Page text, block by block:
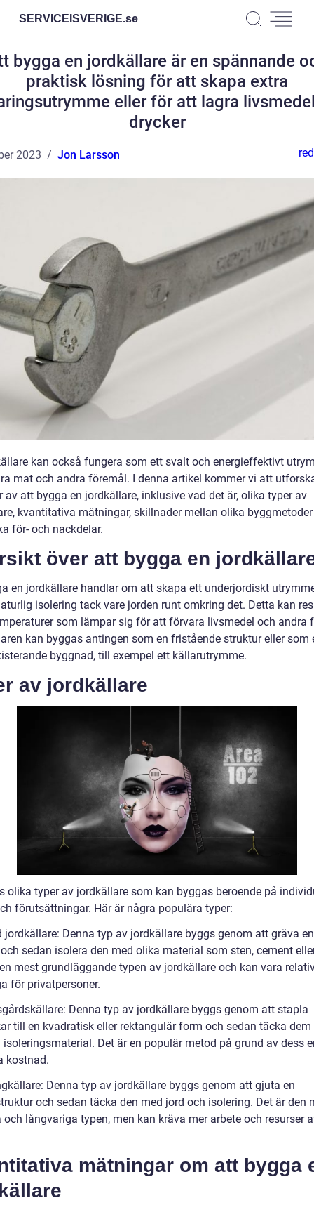
SERVICEISVERIGE.se
bygga en jordkällare är en spännande
praktisk lösning för att skapa extra
eller för att lagra
drycker
2023 Jon Larsson
kan också fungera som ett svalt och energieffektivt
mat och andra föremål. I denna artikel kommer vi att
av att bygga en jordkällare, inklusive vad det är, olika typer av
kvantitativa mätningar, skillnader mellan olika
för- och nackdelar.
över att bygga en
en jordkällare handlar om att skapa ett underjordiskt
isolering tack vare jorden runt omkring det. Detta kan
som lämpar sig för att förvara livsmedel och andra
kan byggas antingen som en fristående struktur eller som
byggnad, till exempel ett källarutrymme.
av jordkällare
olika typer av jordkällare som kan byggas beroende på
förutsättningar. Här är några populära typer:
jordkällare: Denna typ av jordkällare byggs genom att gräva
sedan isolera den med olika material som sten, cement
mest grundläggande typen av jordkällare och kan vara
för privatpersoner.
Denna typ av jordkällare byggs genom att stapla
till en kvadratisk eller rektangulär form och sedan täcka dem
isoleringsmaterial. Det är en populär metod på grund av dess
kostnad.
Denna typ av jordkällare byggs genom att gjuta en
och sedan täcka den med jord och isolering. Det är den
och långvariga typen, men kan kräva mer arbete och resurser
mätningar om att bygga